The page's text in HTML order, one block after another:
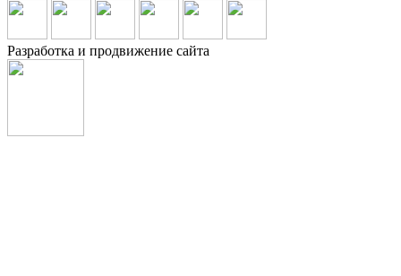
Разработка и продвижение сайта